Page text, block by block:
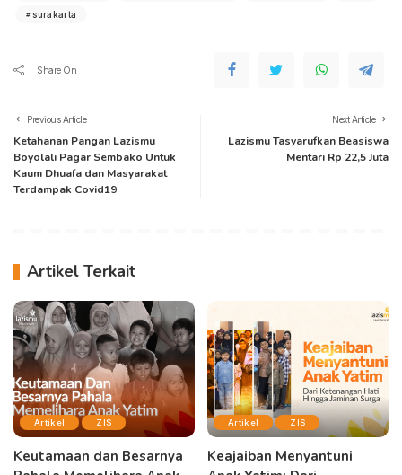
surakarta
Share On
Previous Article
Ketahanan Pangan Lazismu
Boyolali Pagar Sembako Untuk
Kaum Dhuafa dan Masyarakat
Terdampak Covid19
Next Article
Lazismu Tasyarufkan Beasiswa
Mentari Rp 22,5 Juta
Artikel Terkait
Artikel ZIS
Keutamaan dan Besarnya
Artikel ZIS
Keajaiban Menyantuni